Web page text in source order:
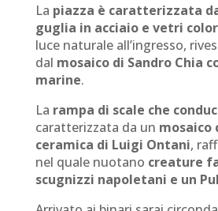
La piazza è caratterizzata
guglia in acciaio e vetri
luce naturale all’ingresso,
dal mosaico di Sandro Chia
marine.
La rampa di scale che
caratterizzata da un mosaico
ceramica di Luigi Ontani,
nel quale nuotano creature
scugnizzi napoletani e un